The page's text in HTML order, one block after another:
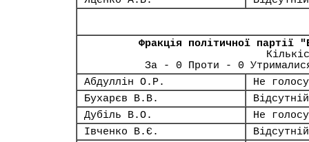
Фракція політичної партії
За - 0 Проти - 0
Абдуллін О.Р.
Не
Бухарєв В.В.
Відсутній
Дубіль В.О.
Не
Івченко В.Є.
Відсутній